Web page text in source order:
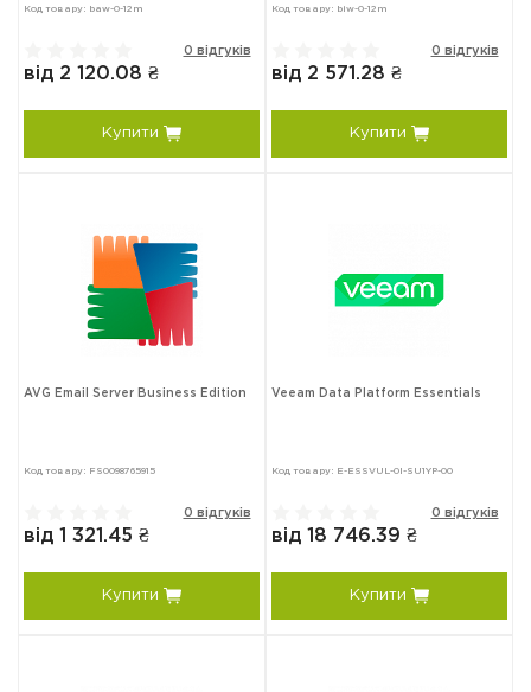
Код товару: baw-0-12m
0 відгуків
від 2 120.08 ₴
Купити
Код товару: biw-0-12m
0 відгуків
від 2 571.28 ₴
Купити
AVG Email Server Business Edition
Код товару: FS0098765915
0 відгуків
від 1 321.45 ₴
Купити
Veeam Data Platform Essentials
Код товару: E-ESSVUL-0I-SU1YP-00
0 відгуків
від 18 746.39 ₴
Купити